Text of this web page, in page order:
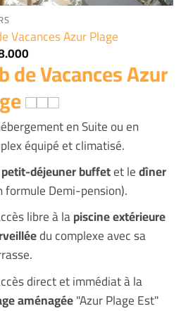
Vacances Azur Plage
de Vacances Azur
en Suite ou en
équipé et climatisé.
petit-déjeuner buffetet ledîner
formule Demi-pension).
libre à lapiscine extérieure
du complexe avec sa
direct et immédiat à la
aménagée"Azur Plage Est"